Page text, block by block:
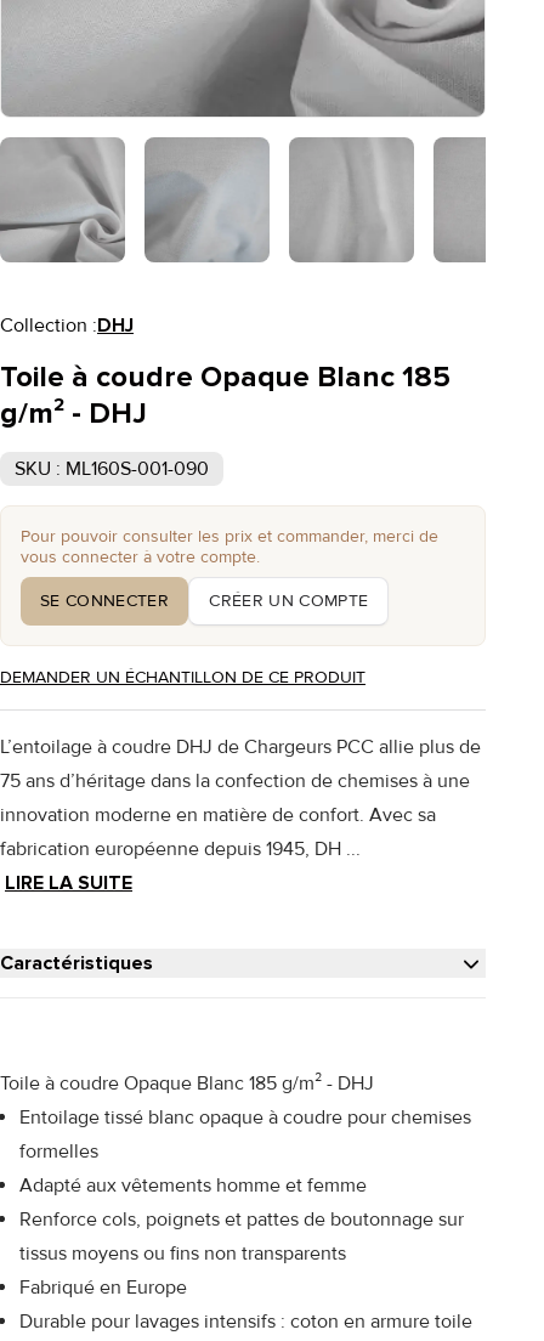
Collection :DHJ
Toile à coudre Opaque Blanc 185
g/m² - DHJ
SKU : ML160S-001-090
Pour pouvoir consulter les prix et commander, merci de
vous connecter à votre compte.
SE CONNECTER CRÉER UN COMPTE
DEMANDER UN ÉCHANTILLON DE CE PRODUIT
L’entoilage à coudre DHJ de Chargeurs PCC allie plus de
75 ans d’héritage dans la confection de chemises à une
innovation moderne en matière de confort. Avec sa
fabrication européenne depuis 1945, DH ...
LIRE LA SUITE
Caractéristiques
Toile à coudre Opaque Blanc 185 g/m² - DHJ
Entoilage tissé blanc opaque à coudre pour chemises
formelles
Adapté aux vêtements homme et femme
Renforce cols, poignets et pattes de boutonnage sur
tissus moyens ou fins non transparents
Fabriqué en Europe
Durable pour lavages intensifs : coton en armure toile